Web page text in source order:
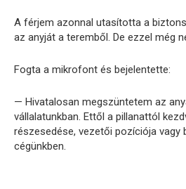
A férjem azonnal utasította a
az anyját a teremből. De ezzel még
Fogta a mikrofont és bejelentette:
— Hivatalosan megszüntetem az
vállalatunkban. Ettől a pillanattól
részesedése, vezetői pozíciója vagy
cégünkben.